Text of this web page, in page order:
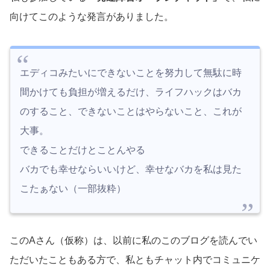
向けてこのような発言がありました。
エディコみたいにできないことを努力して無駄に時
間かけても負担が増えるだけ、ライフハックはバカ
のすること、できないことはやらないこと、これが
大事。
できることだけとことんやる
バカでも幸せならいいけど、幸せなバカを私は見た
こたぁない（一部抜粋）
このAさん（仮称）は、以前に私のこのブログを読んでい
ただいたこともある方で、私ともチャット内でコミュニケ